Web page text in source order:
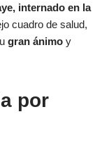
internado en la
cuadro de salud,
gran ánimo y
por